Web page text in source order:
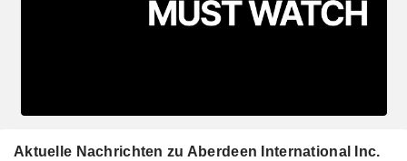
Aktuelle Nachrichten zu Aberdeen International Inc.